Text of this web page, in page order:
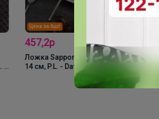
Цена за 6шт
457,2р
Ложка Sapporo чайная
14 см, P.L. - Davinci
Кружка
400 мл, P.L.